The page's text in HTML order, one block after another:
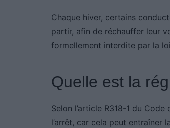
Chaque hiver, certains
partir, afin de réchauffer leur
formellement interdite par la
Quelle est la
Selon l’article R318-1 du
l’arrêt, car cela peut entraîner